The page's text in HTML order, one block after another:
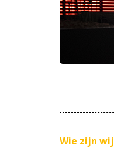
Wie zijn wij